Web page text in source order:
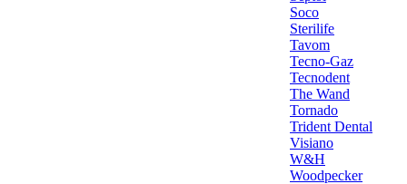
Soco
Sterilife
Tavom
Tecno-Gaz
Tecnodent
The Wand
Tornado
Trident Dental
Visiano
W&H
Woodpecker